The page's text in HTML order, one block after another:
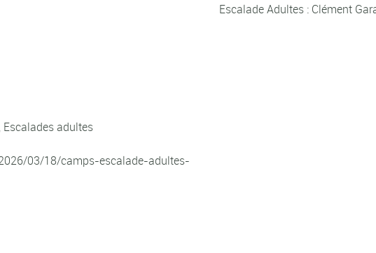
, Escalades adultes
03/18/camps-escalade-adultes-
Escalade Adultes : Clément